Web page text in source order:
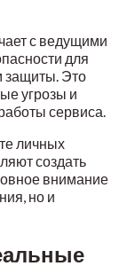
с ведущими
для
защиты. Это
угрозы и
сервиса.
личных
создать
внимание
но и